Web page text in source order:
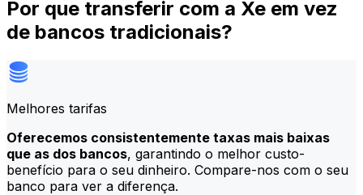
Por que transferir com a Xe em vez
de bancos tradicionais?
Melhores tarifas
Oferecemos consistentemente taxas mais baixas
que as dos bancos, garantindo o melhor custo-
benefício para o seu dinheiro. Compare-nos com o seu
banco para ver a diferença.